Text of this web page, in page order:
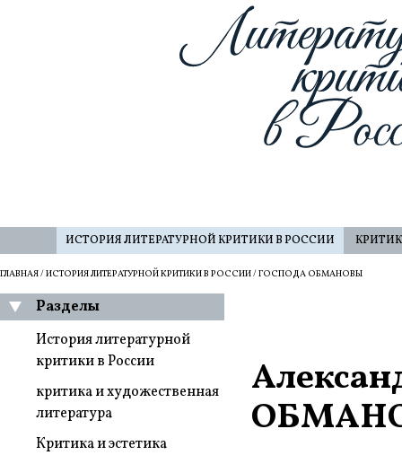
ИСТОРИЯ ЛИТЕРАТУРНОЙ КРИТИКИ В РОССИИ
ГЛАВНАЯ/ИСТОРИЯ ЛИТЕРАТУРНОЙ КРИТИКИ В РОССИИ/ ГОСПОДА ОБМАНОВЫ
Разделы
История литературной
критики в России
критика и художественная
литература
Критика и эстетика